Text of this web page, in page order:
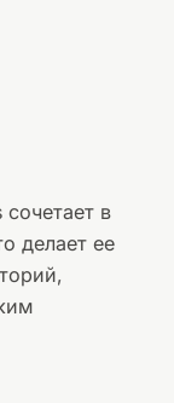
в
делает ее